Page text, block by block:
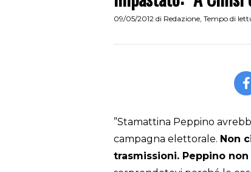
09/05/2012 di Redazione, Tempo di
”Stamattina Peppino
campagna elettorale. Non
trasmissioni. Peppino